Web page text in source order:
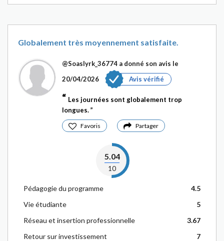
Globalement très moyennement satisfaite.
@Soaslyrk_36774 a donné son avis le
20/04/2026
Avis vérifié
Les journées sont globalement trop
longues.
Favoris Partager
5.04
10
Pédagogie du programme
4.5
Vie étudiante
5
Réseau et insertion professionnelle
3.67
Retour sur investissement
7